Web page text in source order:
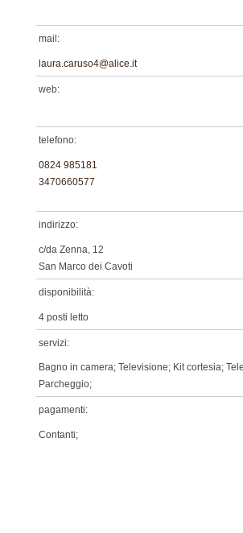
mail:
laura.caruso4@alice.it
web:
telefono:
0824 985181
3470660577
indirizzo:
c/da Zenna, 12
San Marco dei Cavoti
disponibilità:
4 posti letto
servizi:
Bagno in camera; Televisione; Kit cortesia;
Parcheggio;
pagamenti:
Contanti;